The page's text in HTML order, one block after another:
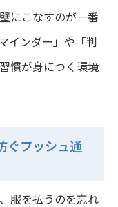
にこなすのが一番
インダー」や「判
慣が身につく環境
ぐプッシュ通
服を払うのを忘れ